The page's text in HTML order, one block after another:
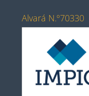
Alvará N.º70330